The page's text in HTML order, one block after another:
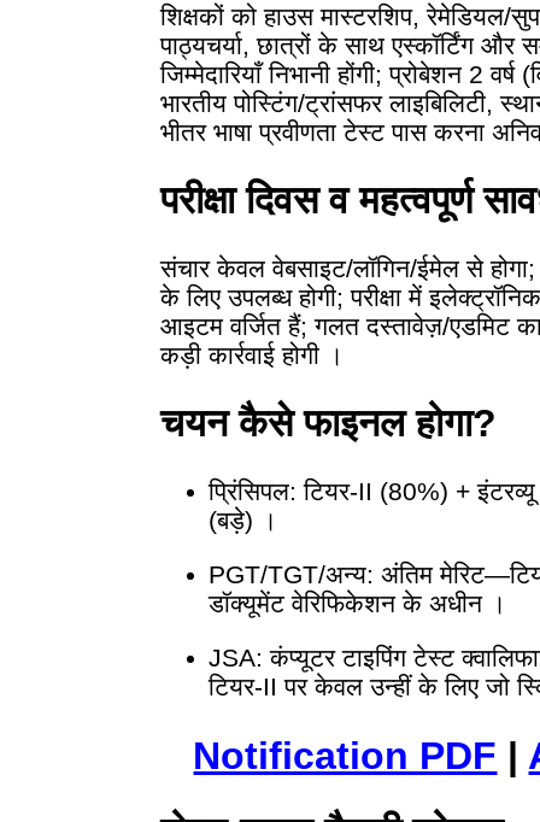
शिक्षकों को हाउस मास्टरशिप, रेमेडियल/
पाठ्यचर्या, छात्रों के साथ एस्कॉर्टिंग
जिम्मेदारियाँ निभानी होंगी; प्रोबेशन 2 वर्ष
भारतीय पोस्टिंग/ट्रांसफर लाइबिलिटी,
भीतर भाषा प्रवीणता टेस्ट पास करना
परीक्षा दिवस व महत्वपूर्ण
संचार केवल वेबसाइट/लॉगिन/ईमेल से
के लिए उपलब्ध होगी; परीक्षा में
आइटम वर्जित हैं; गलत दस्तावेज़/एडमिट
कड़ी कार्रवाई होगी ।
चयन कैसे फाइनल होगा?
प्रिंसिपल: टियर-II (80%) +
(बड़े) ।
PGT/TGT/अन्य: अंतिम
डॉक्यूमेंट वेरिफिकेशन के अधीन ।
JSA: कंप्यूटर टाइपिंग टेस्ट
टियर-II पर केवल उन्हीं के लिए जो
Notification PDF |